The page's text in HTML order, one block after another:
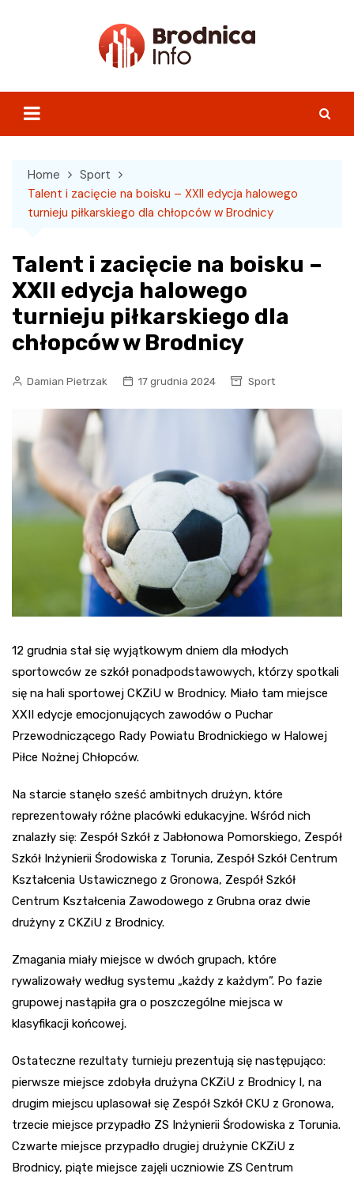
Home
Sport
Talent i zacięcie na boisku – XXII edycja halowego
turnieju piłkarskiego dla chłopców w Brodnicy
Talent i zacięcie na boisku –
XXII edycja halowego
turnieju piłkarskiego dla
chłopców w Brodnicy
Damian Pietrzak 17 grudnia 2024 Sport
12 grudnia stał się wyjątkowym dniem dla młodych
sportowców ze szkół ponadpodstawowych, którzy spotkali
się na hali sportowej CKZiU w Brodnicy. Miało tam miejsce
XXII edycje emocjonujących zawodów o Puchar
Przewodniczącego Rady Powiatu Brodnickiego w Halowej
Piłce Nożnej Chłopców.
Na starcie stanęło sześć ambitnych drużyn, które
reprezentowały różne placówki edukacyjne. Wśród nich
znalazły się: Zespół Szkół z Jabłonowa Pomorskiego, Zespół
Szkół Inżynierii Środowiska z Torunia, Zespół Szkół Centrum
Kształcenia Ustawicznego z Gronowa, Zespół Szkół
Centrum Kształcenia Zawodowego z Grubna oraz dwie
drużyny z CKZiU z Brodnicy.
Zmagania miały miejsce w dwóch grupach, które
rywalizowały według systemu „każdy z każdym”. Po fazie
grupowej nastąpiła gra o poszczególne miejsca w
klasyfikacji końcowej.
Ostateczne rezultaty turnieju prezentują się następująco:
pierwsze miejsce zdobyła drużyna CKZiU z Brodnicy I, na
drugim miejscu uplasował się Zespół Szkół CKU z Gronowa,
trzecie miejsce przypadło ZS Inżynierii Środowiska z Torunia.
Czwarte miejsce przypadło drugiej drużynie CKZiU z
Brodnicy, piąte miejsce zajęli uczniowie ZS Centrum